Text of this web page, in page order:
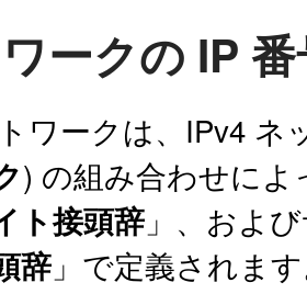
ークの IP
ワークは、IPv4
) の組み合わせに
ト接頭辞 」、およ
辞 」で定義されま